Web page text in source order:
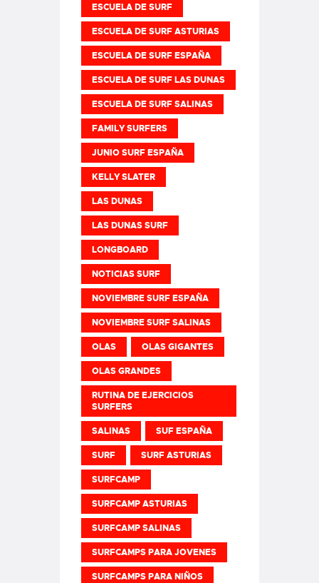
ESCUELA DE SURF
ESCUELA DE SURF ASTURIAS
ESCUELA DE SURF ESPAÑA
ESCUELA DE SURF LAS DUNAS
ESCUELA DE SURF SALINAS
FAMILY SURFERS
JUNIO SURF ESPAÑA
KELLY SLATER
LAS DUNAS
LAS DUNAS SURF
LONGBOARD
NOTICIAS SURF
NOVIEMBRE SURF ESPAÑA
NOVIEMBRE SURF SALINAS
OLAS OLAS GIGANTES
OLAS GRANDES
RUTINA DE EJERCICIOS
SURFERS
SALINAS SUF ESPAÑA
SURF SURF ASTURIAS
SURFCAMP
SURFCAMP ASTURIAS
SURFCAMP SALINAS
SURFCAMPS PARA JOVENES
SURFCAMPS PARA NIÑOS